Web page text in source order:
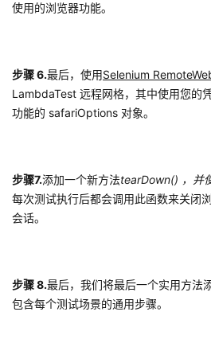
使用的浏览器功能。
步骤 6.最后，使用Selenium
LambdaTest 远程网格，其中使用您的
功能的 safariOptions 对象。
步骤7.添加一个新方法tearDown() ，并
每次测试执行后都会调用此函数来关闭
会话。
步骤 8.最后，我们将最后一个实用方法
包含每个测试场景的通用步骤。